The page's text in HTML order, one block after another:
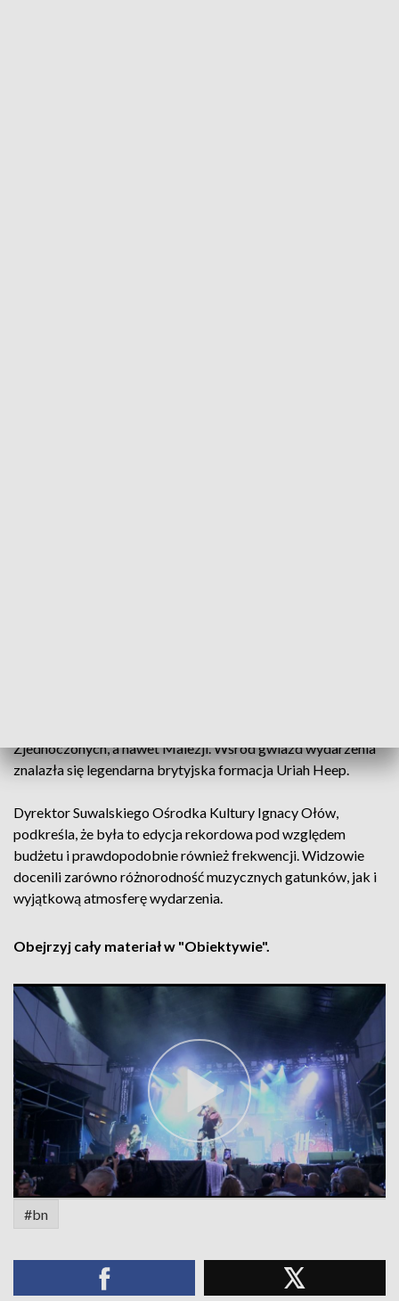
Zjednoczonych, a nawet Malezji. Wśród gwiazd wydarzenia
znalazła się legendarna brytyjska formacja Uriah Heep.
Dyrektor Suwalskiego Ośrodka Kultury Ignacy Ołów,
podkreśla, że była to edycja rekordowa pod względem
budżetu i prawdopodobnie również frekwencji. Widzowie
docenili zarówno różnorodność muzycznych gatunków, jak i
wyjątkową atmosferę wydarzenia.
Obejrzyj cały materiał w "Obiektywie".
#bn